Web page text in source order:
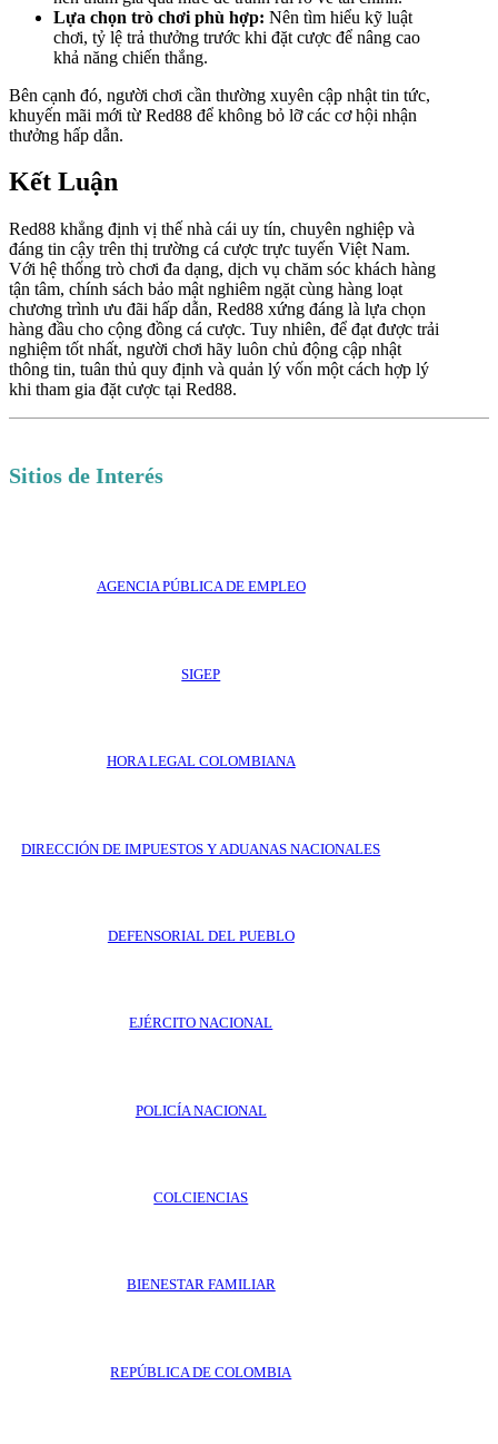
Lựa chọn trò chơi phù hợp: Nên tìm hiểu kỹ luật
chơi, tỷ lệ trả thưởng trước khi đặt cược để nâng cao
khả năng chiến thắng.
Bên cạnh đó, người chơi cần thường xuyên cập nhật tin tức,
khuyến mãi mới từ Red88 để không bỏ lỡ các cơ hội nhận
thưởng hấp dẫn.
Kết Luận
Red88 khẳng định vị thế nhà cái uy tín, chuyên nghiệp và
đáng tin cậy trên thị trường cá cược trực tuyến Việt Nam.
Với hệ thống trò chơi đa dạng, dịch vụ chăm sóc khách hàng
tận tâm, chính sách bảo mật nghiêm ngặt cùng hàng loạt
chương trình ưu đãi hấp dẫn, Red88 xứng đáng là lựa chọn
hàng đầu cho cộng đồng cá cược. Tuy nhiên, để đạt được trải
nghiệm tốt nhất, người chơi hãy luôn chủ động cập nhật
thông tin, tuân thủ quy định và quản lý vốn một cách hợp lý
khi tham gia đặt cược tại Red88.
Sitios de Interés
AGENCIA PÚBLICA DE EMPLEO
SIGEP
HORA LEGAL COLOMBIANA
DIRECCIÓN DE IMPUESTOS Y ADUANAS NACIONALES
DEFENSORIAL DEL PUEBLO
EJÉRCITO NACIONAL
POLICÍA NACIONAL
COLCIENCIAS
BIENESTAR FAMILIAR
REPÚBLICA DE COLOMBIA